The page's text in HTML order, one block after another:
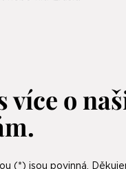
více o
(*) jsou povinná.